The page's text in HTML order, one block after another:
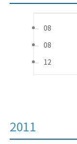
08
08
12
2011